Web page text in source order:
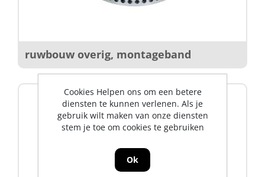
ruwbouw overig, montageband
Cookies Helpen ons om een betere
diensten te kunnen verlenen. Als je
gebruik wilt maken van onze diensten
stem je toe om cookies te gebruiken
Ok